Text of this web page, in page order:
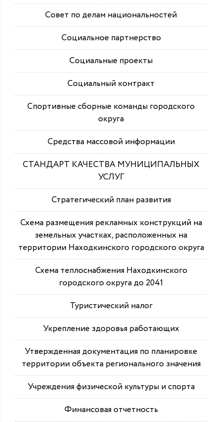
Совет по делам национальностей
Социальное партнерство
Социальные проекты
Социальный контракт
Спортивные сборные команды городского
округа
Средства массовой информации
СТАНДАРТ КАЧЕСТВА МУНИЦИПАЛЬНЫХ
УСЛУГ
Стратегический план развития
Схема размещения рекламных конструкций на
земельных участках, расположенных на
территории Находкинского городского округа
Схема теплоснабжения Находкинского
городского округа до 2041
Туристический налог
Укрепление здоровья работающих
Утвержденная документация по планировке
территории объекта регионального значения
Учреждения физической культуры и спорта
Финансовая отчетность